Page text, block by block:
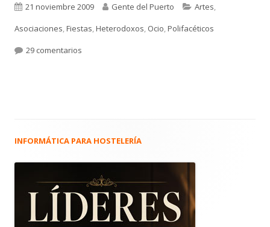
Publicado
el
21 noviembre 2009 Autor
Gente del Puerto Categorías
Artes,
Asociaciones,Fiestas,Heterodoxos, Ocio,Polifacéticos
29 comentarios
Barra
principal
INFORMÁTICA PARA HOSTELERÍA